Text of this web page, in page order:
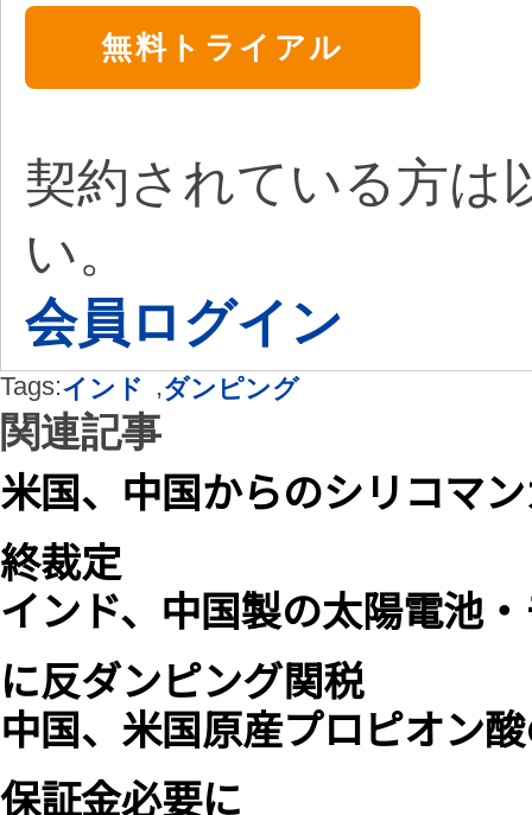
無料トライアル
契約されている方は
い。
会員ログイン
Tags:インド ,ダンピング
関連記事
米国、中国からのシリコマ
終裁定
インド、中国製の太陽電池
に反ダンピング関税
中国、米国原産プロピオン
保証金必要に